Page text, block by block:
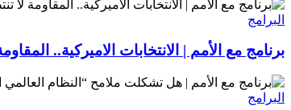
البرامج
برنامج مع الأمم | الانتخابات الاميركية..
البرامج